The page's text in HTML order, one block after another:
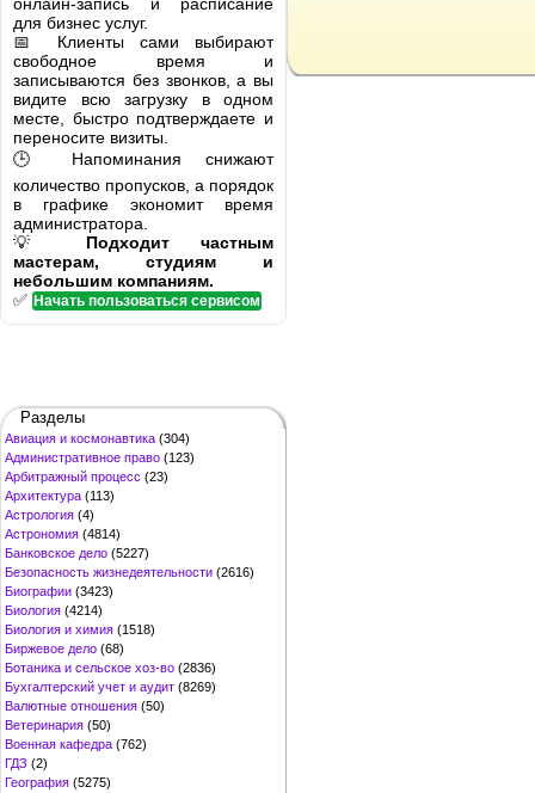
для бизнес услуг.
📅 Клиенты сами выбирают
свободное время и
записываются без звонков, а вы
видите всю загрузку в одном
месте, быстро подтверждаете и
переносите визиты.
🕒 Напоминания снижают
количество пропусков, а порядок
в графике экономит время
администратора.
💡 Подходит частным
мастерам, студиям и
небольшим компаниям.
✅ Начать пользоваться сервисом
Разделы
Авиация и космонавтика (304)
Административное право (123)
Арбитражный процесс (23)
Архитектура (113)
Астрология (4)
Астрономия (4814)
Банковское дело (5227)
Безопасность жизнедеятельности (2616)
Биографии (3423)
Биология (4214)
Биология и химия (1518)
Биржевое дело (68)
Ботаника и сельское хоз-во (2836)
Бухгалтерский учет и аудит (8269)
Валютные отношения (50)
Ветеринария (50)
Военная кафедра (762)
ГДЗ (2)
География (5275)